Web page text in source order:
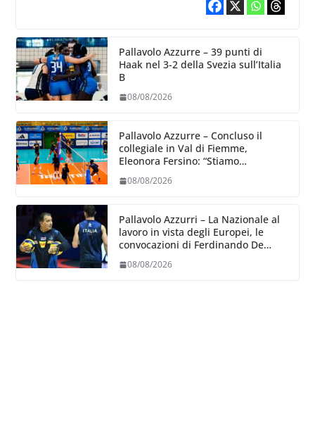
Pallavolo Azzurre – 39 punti di
Haak nel 3-2 della Svezia sull’Italia
B
08/08/2026
Pallavolo Azzurre – Concluso il
collegiale in Val di Fiemme,
Eleonora Fersino: “Stiamo
dove poter migliorare”.
08/08/2026
Pallavolo Azzurri – La Nazionale al
lavoro in vista degli Europei, le
convocazioni di Ferdinando De
08/08/2026